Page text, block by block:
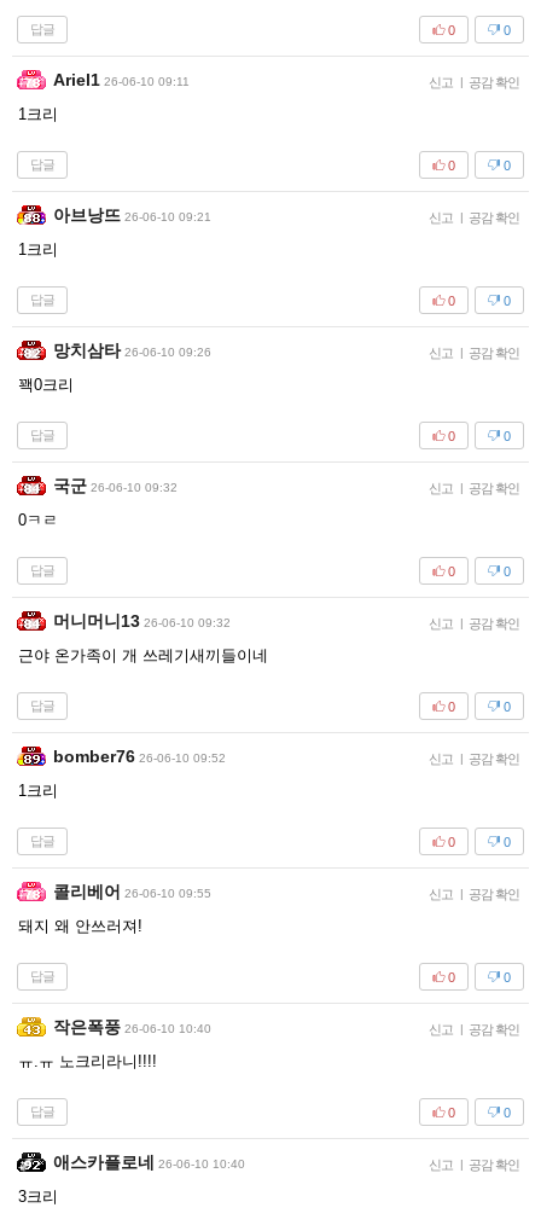
답글 0
0
Ariel1 26-06-10 09:11 신고 | 공감 확인
1크리
답글 0
0
아브낭뜨 26-06-10 09:21 신고 | 공감 확인
1크리
답글 0
0
망치삼타 26-06-10 09:26 신고 | 공감 확인
꽥0크리
답글 0
0
국군 26-06-10 09:32 신고 | 공감 확인
0ㅋㄹ
답글 0
0
머니머니13 26-06-10 09:32 신고 | 공감 확인
근야 온가족이 개 쓰레기새끼들이네
답글 0
0
bomber76 26-06-10 09:52 신고 | 공감 확인
1크리
답글 0
0
콜리베어 26-06-10 09:55 신고 | 공감 확인
돼지 왜 안쓰러져!
답글 0
0
작은폭풍 26-06-10 10:40 신고 | 공감 확인
ㅠ.ㅠ 노크리라니!!!!
답글 0
0
애스카플로네 26-06-10 10:40 신고 | 공감 확인
3크리